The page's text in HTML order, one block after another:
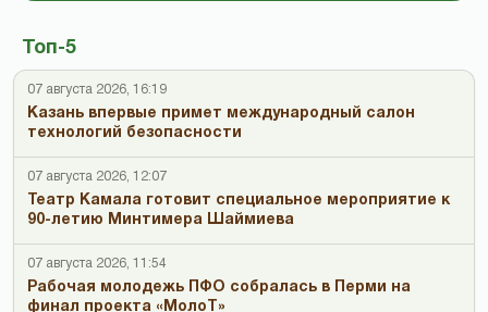
Топ-5
07 августа 2026, 16:19
Казань впервые примет международный салон
технологий безопасности
07 августа 2026, 12:07
Театр Камала готовит специальное мероприятие к
90-летию Минтимера Шаймиева
07 августа 2026, 11:54
Рабочая молодежь ПФО собралась в Перми на
финал проекта «МолоТ»